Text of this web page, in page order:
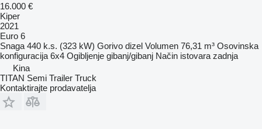
16.000 €
Kiper
2021
Euro 6
Snaga 440 k.s. (323 kW) Gorivo dizel Volumen 76,31 m³ Osovinska
konfiguracija 6x4 Ogibljenje gibanj/gibanj Način istovara zadnja
Kina
TITAN Semi Trailer Truck
Kontaktirajte prodavatelja